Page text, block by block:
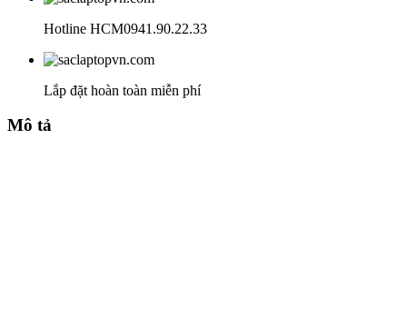
Hotline HCM0941.90.22.33
Lắp đặt hoàn toàn miễn phí
Mô tả